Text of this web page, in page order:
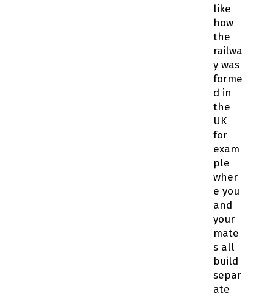
like
how
the
railwa
y was
forme
d in
the
UK
for
exam
ple
wher
e you
and
your
mate
s all
build
separ
ate